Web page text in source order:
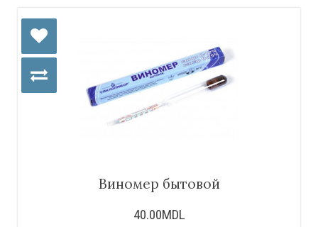
Виномер бытовой
40.00MDL